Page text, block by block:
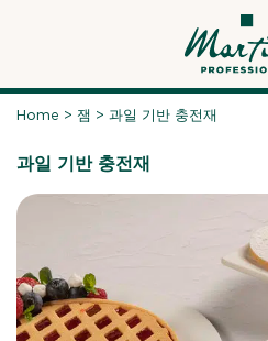
Home >잼 >과일 기반 충전재
과일 기반 충전재